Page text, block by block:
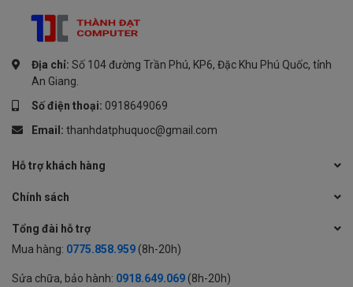
Địa chỉ: Số 104 đường Trần Phú, KP6, Đặc Khu Phú Quốc, tỉnh
An Giang.
Số điện thoại: 0918649069
Email: thanhdatphuquoc@gmail.com
Hỗ trợ khách hàng
Chính sách
Tổng đài hỗ trợ
Mua hàng: 0775.858.959 (8h-20h)
Sửa chữa, bảo hành: 0918.649.069 (8h-20h)